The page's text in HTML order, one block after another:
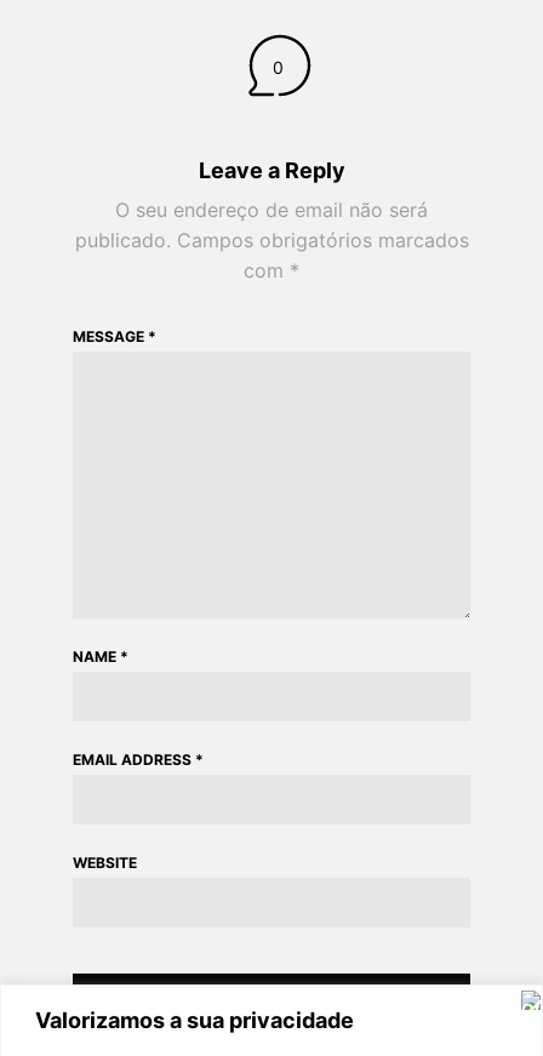
Valorizamos a sua privacidade
0
Leave a Reply
O seu endereço de email não será
publicado. Campos obrigatórios marcados
com *
MESSAGE *
NAME *
EMAIL ADDRESS *
WEBSITE